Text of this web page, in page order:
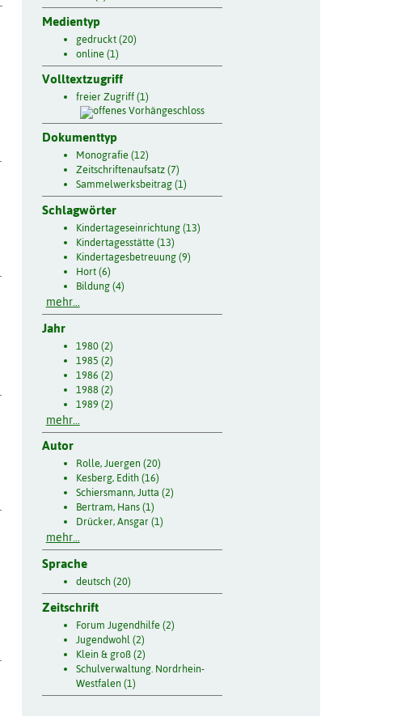
Medientyp
gedruckt (20)
online (1)
Volltextzugriff
freier Zugriff (1)
Dokumenttyp
Monografie (12)
Zeitschriftenaufsatz (7)
Sammelwerksbeitrag (1)
Schlagwörter
Kindertageseinrichtung (13)
Kindertagesstätte (13)
Kindertagesbetreuung (9)
Hort (6)
Bildung (4)
mehr...
Jahr
1980 (2)
1985 (2)
1986 (2)
1988 (2)
1989 (2)
mehr...
Autor
Rolle, Juergen (20)
Kesberg, Edith (16)
Schiersmann, Jutta (2)
Bertram, Hans (1)
Drücker, Ansgar (1)
mehr...
Sprache
deutsch (20)
Zeitschrift
Forum Jugendhilfe (2)
Jugendwohl (2)
Klein & groß (2)
Schulverwaltung. Nordrhein-
Westfalen (1)